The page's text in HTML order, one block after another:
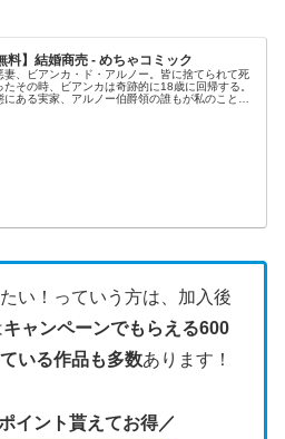
料】結婚商売 - めちゃコミック
妻、ビアンカ・ド・アルノー。皆に捨てられて死
たその時、ビアンカは奇跡的に18歳に回帰する。
にある実家、アルノー伯爵領の誰もが私のことを
い！っていう方は、加入後
キャンペーンでもらえる600
いる作品も多数あります！
イント貰えてお得／